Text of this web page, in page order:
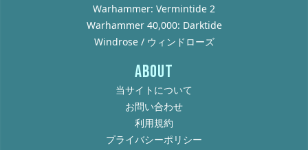
Warhammer: Vermintide 2
Warhammer 40,000: Darktide
Windrose / ウィンドローズ
ABOUT
当サイトについて
お問い合わせ
利用規約
プライバシーポリシー